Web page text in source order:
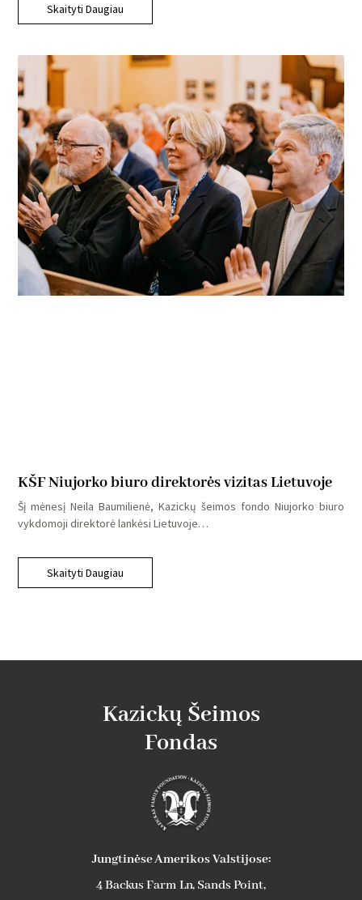
Skaityti Daugiau
KŠF Niujorko biuro direktorės vizitas Lietuvoje
Šį mėnesį Neila Baumilienė, Kazickų šeimos fondo Niujorko biuro
vykdomoji direktorė lankėsi Lietuvoje…
Skaityti Daugiau
Kazickų Šeimos
Fondas
Jungtinėse Amerikos Valstijose:
4 Backus Farm Ln, Sands Point,